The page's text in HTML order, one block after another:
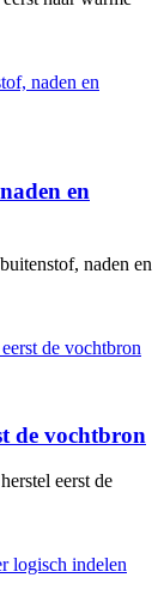
en
naden en
de vochtbron
eerst de